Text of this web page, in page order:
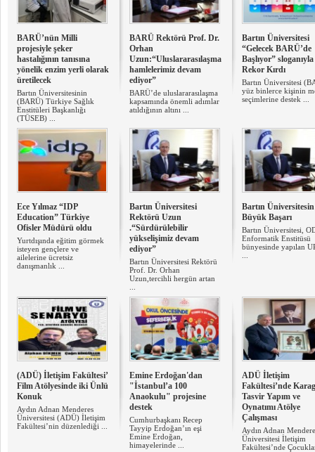
BARÜ’nün Milli
projesiyle şeker
hastalığının tanısına
yönelik enzim yerli olarak
üretilecek
Bartın Üniversitesinin
(BARÜ) Türkiye Sağlık
Enstitüleri Başkanlığı
(TÜSEB) ...
BARÜ Rektörü Prof. Dr.
Orhan
Uzun:“Uluslararasılaşma
hamlelerimiz devam
ediyor”
BARÜ’de uluslararasılaşma
kapsamında önemli adımlar
atıldığının altını ...
Bartın Üniversitesi
“Gelecek BARÜ’de
Başlıyor” sloganıyla
Rekor Kırdı
Bartın Üniversitesi
yüz binlerce kişinin
seçimlerine destek ...
Ece Yılmaz “IDP
Education” Türkiye
Ofisler Müdürü oldu
Yurtdışında eğitim görmek
isteyen gençlere ve
ailelerine ücretsiz
danışmanlık ...
Bartın Üniversitesi
Rektörü Uzun
.“Sürdürülebilir
yükselişimiz devam
ediyor”
Bartın Üniversitesi Rektörü
Prof. Dr. Orhan
Uzun,tercihli hergün artan
Bartın
Büyük Başarı
Bartın Üniversitesi,
Enformatik Enstitüsü
bünyesinde yapılan
(ADÜ) İletişim Fakültesi’
Film Atölyesinde iki Ünlü
Konuk
Aydın Adnan Menderes
Üniversitesi (ADÜ) İletişim
Fakültesi’nin düzenlediği ...
Emine Erdoğan'dan
"İstanbul’a 100
Anaokulu" projesine
destek
Cumhurbaşkanı Recep
Tayyip Erdoğan’ın eşi
Emine Erdoğan,
himayelerinde ...
ADÜ İletişim
Fakültesi’nde
Tasvir Yapım ve
Oynatımı Atölye
Çalışması
​Aydın Adnan
Üniversitesi İletişim
Fakültesi’nde